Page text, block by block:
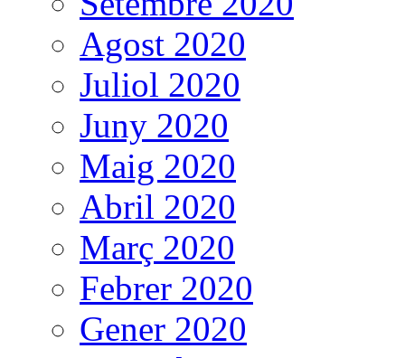
Agost 2020
Juliol 2020
Juny 2020
Maig 2020
Abril 2020
Març 2020
Febrer 2020
Gener 2020